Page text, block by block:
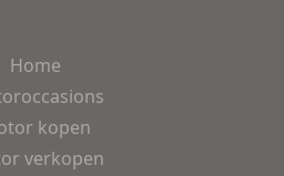
Home
kopen
verkopen